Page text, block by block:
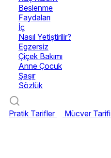
Beslenme
Faydaları
İç
Nasıl Yetiştirilir?
Egzersiz
Çiçek Bakımı
Anne Çocuk
Şaşır
Sözlük
Pratik Tarifler Mücver Tarifi